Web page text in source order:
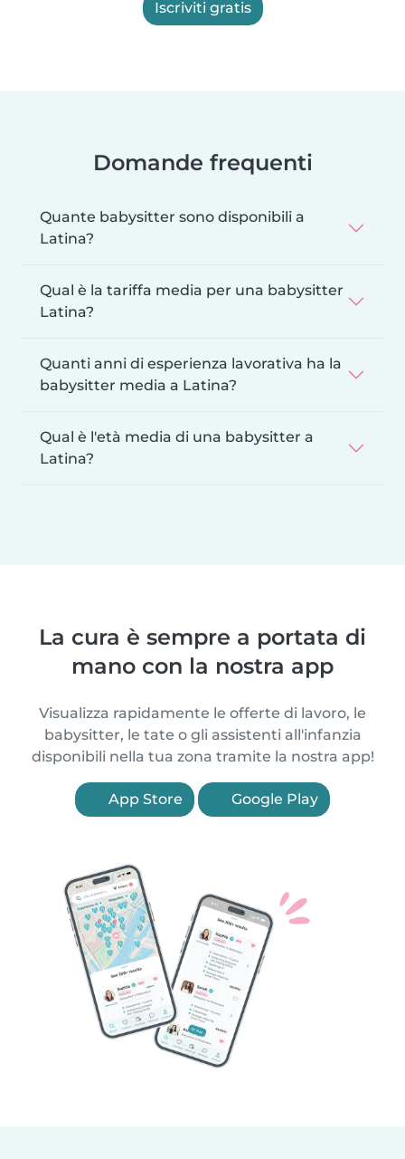
Iscriviti gratis
Domande frequenti
Quante babysitter sono disponibili a
Latina?
Qual è la tariffa media per una babysitter
Latina?
Quanti anni di esperienza lavorativa ha la
babysitter media a Latina?
Qual è l'età media di una babysitter a
Latina?
La cura è sempre a portata di
mano con la nostra app
Visualizza rapidamente le offerte di lavoro, le
babysitter, le tate o gli assistenti all'infanzia
disponibili nella tua zona tramite la nostra app!
App Store Google Play